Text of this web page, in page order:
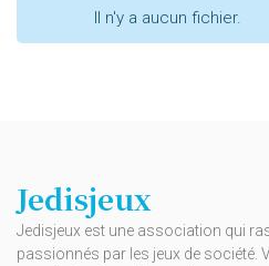
Il n'y a aucun fichier.
Jedisjeux
Jedisjeux est une association qui
passionnés par les jeux de société.